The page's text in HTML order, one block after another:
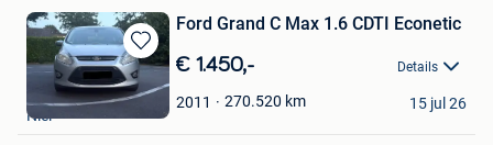
Bewaren
in
Mijn
Favorieten
Ford Grand C Max 1.6 CDTI Econetic
€ 1.450,- Details
2011 270.520 km
Mandy B.
Niel
15 jul 26